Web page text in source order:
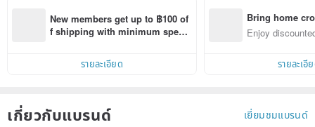
New members get up to ฿100 of
f shipping with minimum spen
within 7 days!
รายละเอียด
Bring home
n with ease
Enjoy
รายละเอี
เกี่ยวกับแบรนด์ เยี่ยมชมแบรนด์